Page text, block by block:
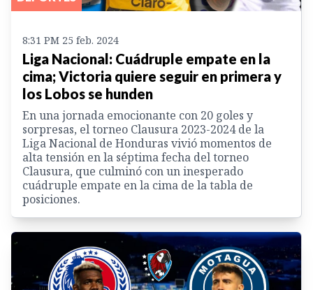
8:31 PM 25 feb. 2024
Liga Nacional: Cuádruple empate en la
cima; Victoria quiere seguir en primera y
los Lobos se hunden
En una jornada emocionante con 20 goles y
sorpresas, el torneo Clausura 2023-2024 de la
Liga Nacional de Honduras vivió momentos de
alta tensión en la séptima fecha del torneo
Clausura, que culminó con un inesperado
cuádruple empate en la cima de la tabla de
posiciones.